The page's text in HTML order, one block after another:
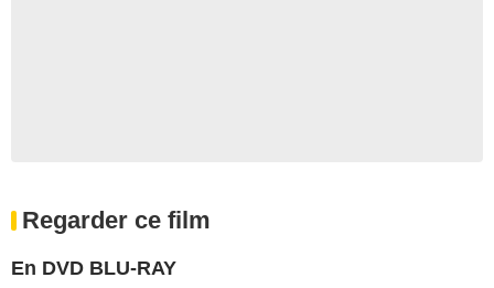
Regarder ce film
En DVD BLU-RAY